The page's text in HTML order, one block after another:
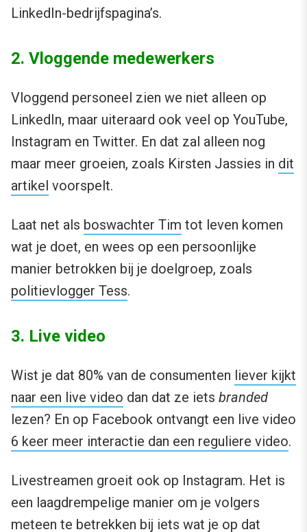
LinkedIn-bedrijfspagina’s.
2. Vloggende medewerkers
Vloggend personeel zien we niet alleen op
LinkedIn, maar uiteraard ook veel op YouTube,
Instagram en Twitter. En dat zal alleen nog
maar meer groeien, zoals Kirsten Jassies in dit
artikel voorspelt.
Laat net als boswachter Tim tot leven komen
wat je doet, en wees op een persoonlijke
manier betrokken bij je doelgroep, zoals
politievlogger Tess.
3. Live video
Wist je dat 80% van de consumenten liever kijkt
naar een live video dan dat ze iets branded
lezen? En op Facebook ontvangt een live video
6 keer meer interactie dan een reguliere video.
Livestreamen groeit ook op Instagram. Het is
een laagdrempelige manier om je volgers
meteen te betrekken bij iets wat je op dat